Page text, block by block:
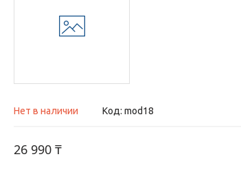
Нет в наличии Код: mod18
26 990 ₸